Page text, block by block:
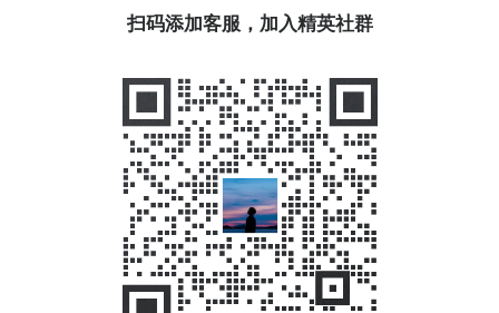
扫码添加客服，加入精英社群